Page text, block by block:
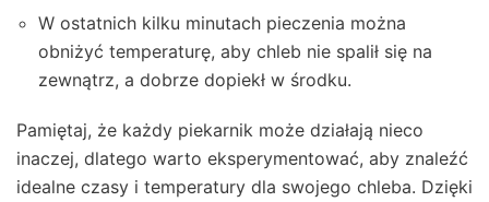
W ostatnich kilku minutach pieczenia można
obniżyć temperaturę, aby chleb nie spalił się na
zewnątrz, a dobrze dopiekł w środku.
Pamiętaj, że każdy piekarnik może działają nieco
inaczej, dlatego warto eksperymentować, aby znaleźć
idealne czasy i temperatury dla swojego chleba. Dzięki